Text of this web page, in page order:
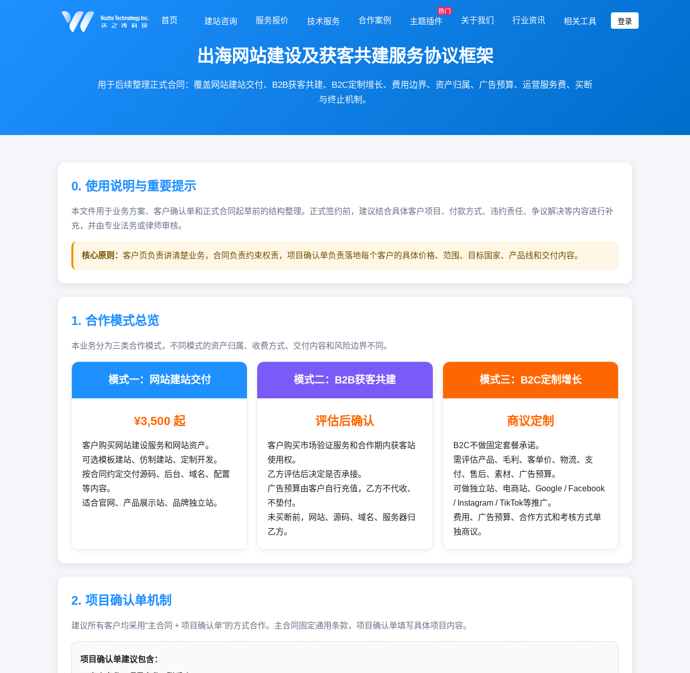
首页 建站咨询 服务报价 技术服务 合作案例 主题插件 关于我们 行业资讯 相关工具 登录
出海网站建设及获客共建服务协议框架
用于后续整理正式合同：覆盖网站建站交付、B2B获客共建、B2C定制增长、费用边界、资产归属、广告预算、运营服务费、买断
与终止机制。
0. 使用说明与重要提示
本文件用于业务方案、客户确认单和正式合同起草前的结构整理。正式签约前，建议结合具体客户项目、付款方式、违约责任、争议解决等内容进行补
充，并由专业法务或律师审核。
核心原则： 客户页负责讲清楚业务，合同负责约束权责，项目确认单负责落地每个客户的具体价格、范围、目标国家、产品线和交付内容。
1. 合作模式总览
本业务分为三类合作模式，不同模式的资产归属、收费方式、交付内容和风险边界不同。
模式一：网站建站交付
¥3,500 起
客户购买网站建设服务和网站资产。
可选模板建站、仿制建站、定制开发。
按合同约定交付源码、后台、域名、配置
等内容。
适合官网、产品展示站、品牌独立站。
模式二：B2B获客共建
评估后确认
客户购买市场验证服务和合作期内获客站
使用权。
乙方评估后决定是否承接。
广告预算由客户自行充值，乙方不代收、
不垫付。
未买断前，网站、源码、域名、服务器归
乙方。
模式三：B2C定制增长
商议定制
B2C不做固定套餐承诺。
需评估产品、毛利、客单价、物流、支
付、售后、素材、广告预算。
可做独立站、电商站、Google / Facebook
/ Instagram / TikTok等推广。
费用、广告预算、合作方式和考核方式单
独商议。
2. 项目确认单机制
建议所有客户均采用“主合同 + 项目确认单”的方式合作。主合同固定通用条款，项目确认单填写具体项目内容。
项目确认单建议包含：